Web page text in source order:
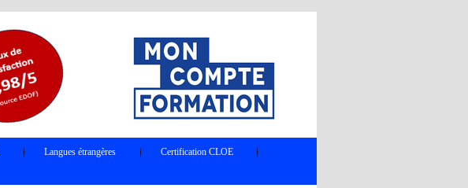
Langues étrangères
Certification CLOE